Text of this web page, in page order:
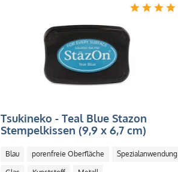
Tsukineko - Teal Blue Stazon
Stempelkissen (9,9 x 6,7 cm)
Blau porenfreie Oberfläche Spezialanwendung